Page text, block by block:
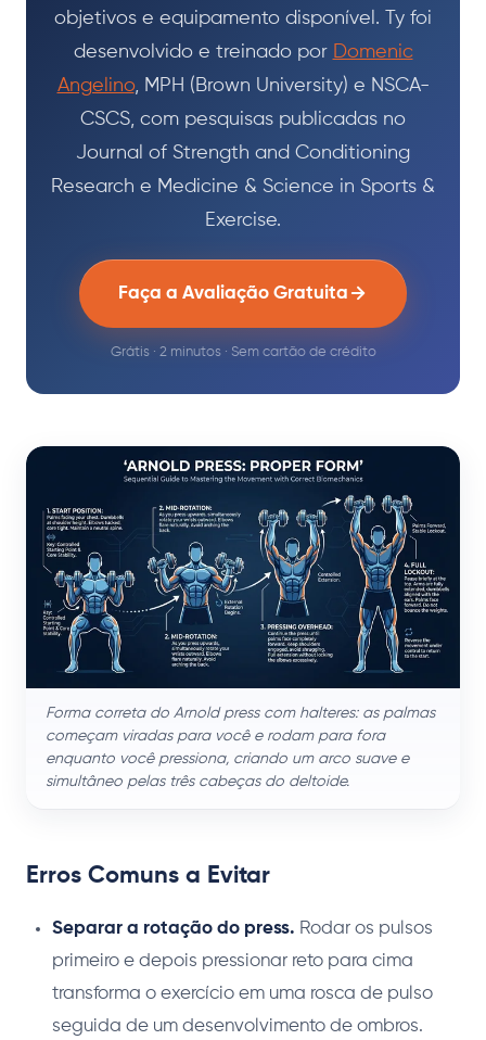
objetivos e equipamento disponível. Ty foi
desenvolvido e treinado por Domenic
Angelino, MPH (Brown University) e NSCA-
CSCS, com pesquisas publicadas no
Journal of Strength and Conditioning
Research e Medicine & Science in Sports &
Exercise.
Faça a Avaliação Gratuita
Grátis · 2 minutos · Sem cartão de crédito
Forma correta do Arnold press com halteres: as palmas
começam viradas para você e rodam para fora
enquanto você pressiona, criando um arco suave e
simultâneo pelas três cabeças do deltoide.
Erros Comuns a Evitar
Separar a rotação do press. Rodar os pulsos
primeiro e depois pressionar reto para cima
transforma o exercício em uma rosca de pulso
seguida de um desenvolvimento de ombros.